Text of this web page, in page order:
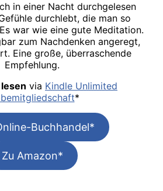
in einer Nacht durchgelesen
durchlebt, die man so
war wie eine gute Meditation.
zum Nachdenken angeregt,
Eine große, überraschende
Empfehlung.
via Kindle Unlimited
*
Buchhandel*
Zu Amazon*